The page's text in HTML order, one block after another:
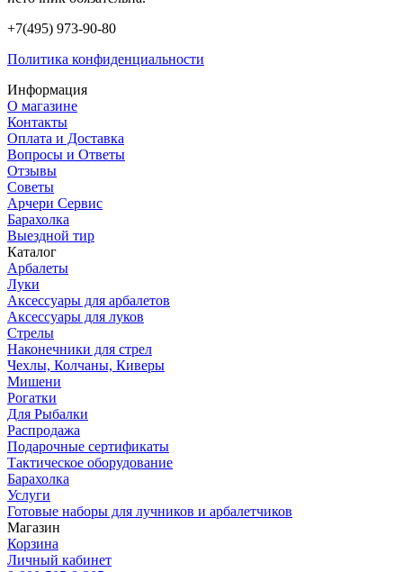
+7(495) 973-90-80
Политика конфиденциальности
Информация
О магазине
Контакты
Оплата и Доставка
Вопросы и Ответы
Отзывы
Советы
Арчери Сервис
Барахолка
Выездной тир
Каталог
Арбалеты
Луки
Аксессуары для арбалетов
Аксессуары для луков
Стрелы
Наконечники для стрел
Чехлы, Колчаны, Киверы
Мишени
Рогатки
Для Рыбалки
Распродажа
Подарочные сертификаты
Тактическое оборудование
Барахолка
Услуги
Готовые наборы для лучников и арбалетчиков
Магазин
Корзина
Личный кабинет